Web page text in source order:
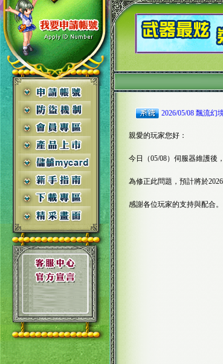
2026/05/08 飄流幻
親愛的玩家您好：
今日（05/08）伺服器維護後
為修正此問題，預計將於
感謝各位玩家的支持與配合。